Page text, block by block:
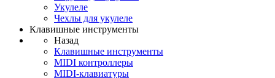
Укулеле
Чехлы для укулеле
Клавишные инструменты
Назад
Клавишные инструменты
MIDI контроллеры
MIDI-клавиатуры